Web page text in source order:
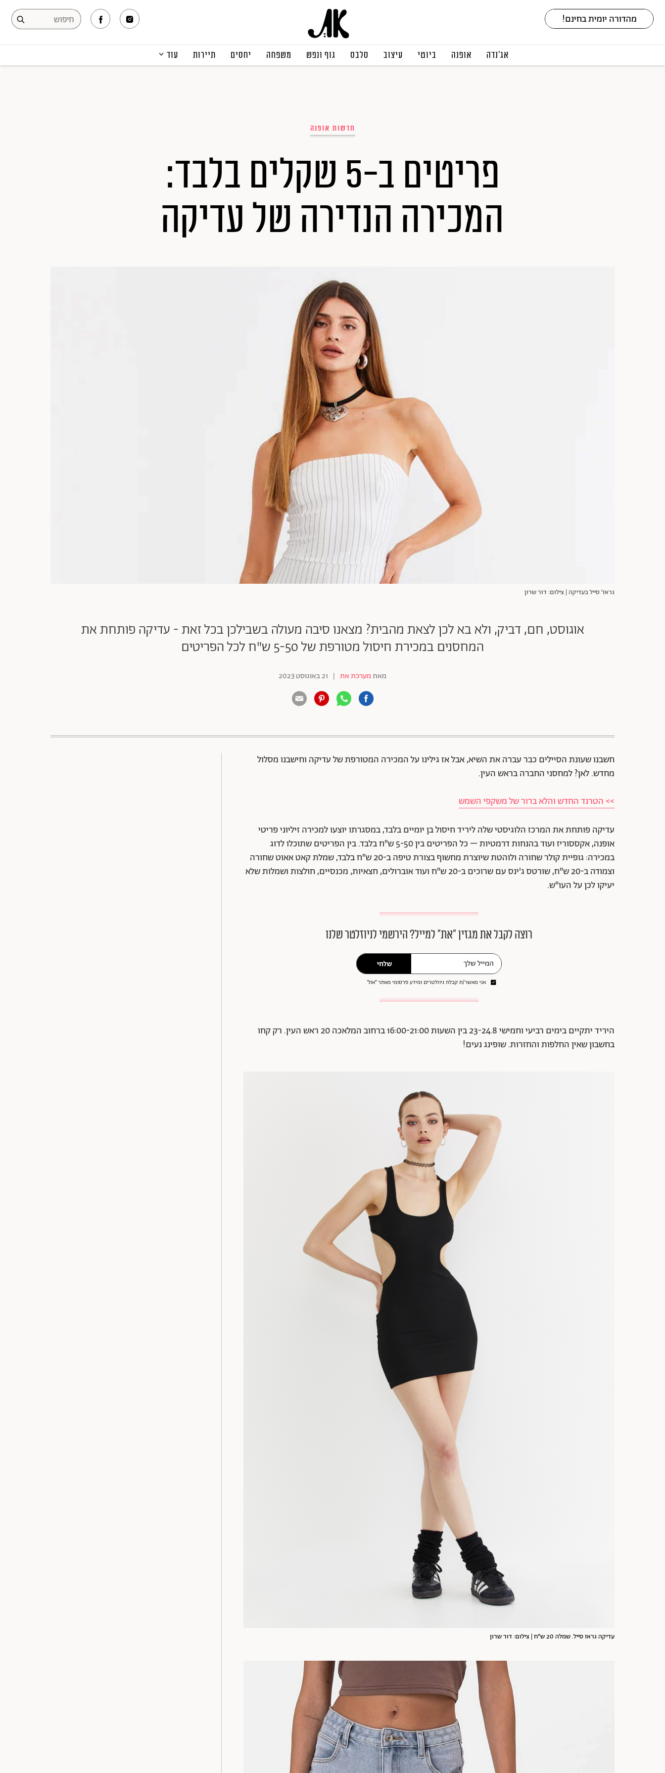
אג׳נדה אופנה ביוטי עיצוב סלבס גוף ונפש משפחה יחסים תיירות עוד
חדשות אופנה
פריטים ב-5 שקלים בלבד:
המכירה הנדירה של עדיקה
גראז' סייל בעדיקה | צילום: דור שרון
אוגוסט, חם, דביק, ולא בא לכן לצאת מהבית? מצאנו סיבה מעולה בשבילכן בכל זאת - עדיקה פותחת את
המחסנים במכירת חיסול מטורפת של 5-50 ש"ח לכל הפריטים
מאתמערכת את | 21 באוגוסט 2023
חשבנו שעונת הסיילים כבר עברה את השיא, אבל אז גילינו על המכירה המטורפת של עדיקה וחישבנו מסלול
מחדש. לאן? למחסני החברה בראש העין.
>> הטרנד החדש והלא ברור של משקפי השמש
עדיקה פותחת את המרכז הלוגיסטי שלה ליריד חיסול בן יומיים בלבד, במסגרתו יוצעו למכירה זיליוני פריטי
אופנה, אקססוריז ועוד בהנחות דרמטיות – כל הפריטים בין 5-50 ש"ח בלבד. בין הפריטים שתוכלו לדוג
במכירה: גופיית קולר שחורה ולוהטת שיוצרת מחשוף בצורת טיפה ב-20 ש"ח בלבד, שמלת קאט אאוט שחורה
וצמודה ב-20 ש"ח, שורטס ג'ינס עם שרוכים ב-20 ש"ח ועוד אוברולים, חצאיות, מכנסיים, חולצות ושמלות שלא
יעיקו לכן על העו"ש.
רוצה לקבל את מגזין ״את״ למייל? הירשמי לניוזלטר שלנו
שלחי
אני מאשר/ת קבלת ניוזלטרים ומידע פרסומי מאתר ״את״
היריד יתקיים בימים רביעי וחמישי 23-24.8 בין השעות 16:00-21:00 ברחוב המלאכה 20 ראש העין. רק קחו
בחשבון שאין החלפות והחזרות. שופינג נעים!
עדיקה גראז סייל. שמלה 20 ש"ח | צילום: דור שרון